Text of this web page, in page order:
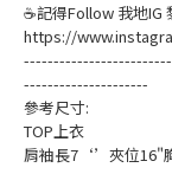
☕記得Follow 我地IG
https://
---------------------
參考尺寸:
TOP上衣
肩袖長7‘’夾位16"